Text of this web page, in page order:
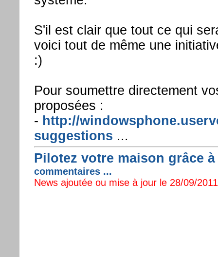
S'il est clair que tout ce qui
voici tout de même une
:)
Pour soumettre directement
proposées :
- http://
suggestions ...
Pilotez votre maison grâce
commentaires ...
News ajoutée ou mise à jour le 28/09/